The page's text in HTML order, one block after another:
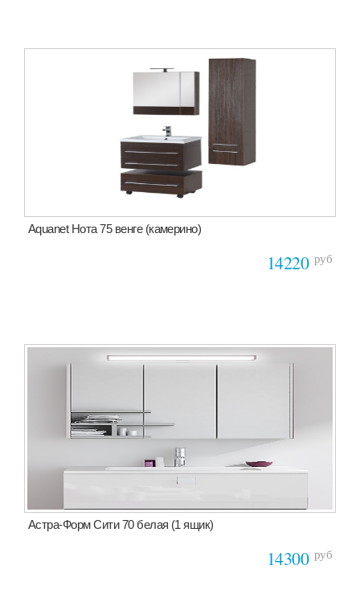
Aquanet Нота 75 венге (камерино)
14220 руб
Астра-Форм Сити 70 белая (1 ящик)
14300 руб